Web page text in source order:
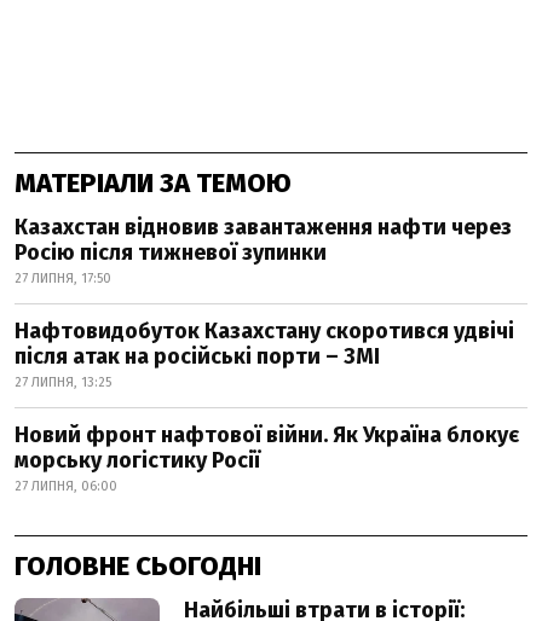
МАТЕРІАЛИ ЗА ТЕМОЮ
Казахстан відновив завантаження нафти через
Росію після тижневої зупинки
27 ЛИПНЯ, 17:50
Нафтовидобуток Казахстану скоротився удвічі
після атак на російські порти – ЗМІ
27 ЛИПНЯ, 13:25
Новий фронт нафтової війни. Як Україна блокує
морську логістику Росії
27 ЛИПНЯ, 06:00
ГОЛОВНЕ СЬОГОДНІ
Найбільші втрати в історії: